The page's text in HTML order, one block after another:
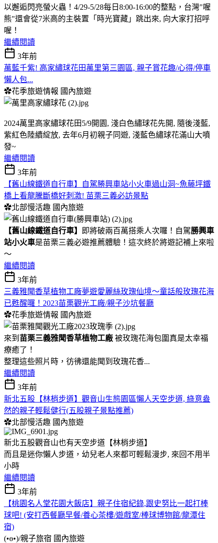
以邂逅閃亮螢火蟲！4/29-5/28每日8:00-16:00的整點，台灣"喔
熊"還會從7米高的主裝置「時光寶藏」跳出來, 向大家打招呼
喔！
繼續閱讀
3年前
萬藍千紫! 高家繡球花田萬里第三園區, 親子賞花趣/心得/停車
懶人包...
✿花季旅遊情報 國內旅遊
2024萬里高家繡球花田5/9開園, 淺白色繡球花先開, 隨後淺藍,
紫紅色陸續綻放, 去年6月初親子同遊, 淺藍色繡球花滿山大噴
發~
繼續閱讀
3年前
【舊山線鐵道自行車】自駕勝興車站小火車過山洞~魚藤坪鐵
橋上看龍騰斷橋好刺激! 苗栗三義必訪景點
✿北部慢活趣 國內旅遊
【舊山線鐵道自行車】 即將破兩百萬搭乘人次囉！自駕勝興車
站小火車是苗栗三義必遊推薦體驗！這次終於將遊記補上來啦
～
繼續閱讀
3年前
三義雅聞香草植物工廠夢遊愛麗絲玫瑰仙境～童話般玫瑰花海
已甦醒囉！2023苗栗觀光工廠/親子沙坑餐廳
✿花季旅遊情報 國內旅遊
來到 苗栗三義雅聞香草植物工廠 被玫瑰花海包圍真是太幸福
療癒了！
整理這些照片時，彷彿還能聞到玫瑰花香...
繼續閱讀
3年前
新北五股【林梢步道】觀音山生態園區懶人天空步道, 綠意盎
然的親子輕鬆健行(五股親子景點推薦)
✿北部慢活趣 國內旅遊
新北五股觀音山也有天空步道【林梢步道】
而且是迷你懶人步道，幼兒老人來都可輕鬆漫步, 來回不用半
小時
繼續閱讀
3年前
【桃園名人堂花園大飯店】親子住宿紀錄,跟史努比一起打棒
球吧! (安打西餐廳早餐/養心茶樓/遊戲室/棒球博物館/龍潭住
宿)
(•ө•)/親子旅宿 國內旅遊